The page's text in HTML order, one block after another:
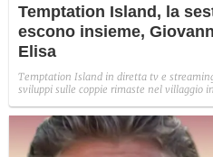
Temptation Island, la
escono insieme,
Elisa
Temptation Island in diretta tv e
sviluppi sulle coppie rimaste nel villaggio
Sabrina rifiuta il falò con Giovanni e si